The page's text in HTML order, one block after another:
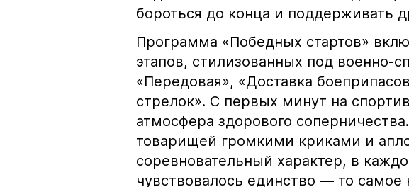
бороться до конца и поддерживать
Программа «Победных стартов»
этапов, стилизованных под военно-
«Передовая», «Доставка
стрелок». С первых минут на
атмосфера здорового
товарищей громкими криками и
соревновательный характер, в
чувствовалось единство — то самое